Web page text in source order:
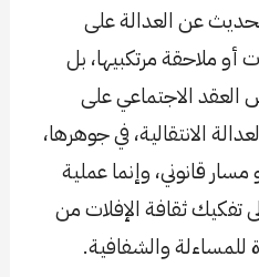
عن العدالة على
أو ملاحقة مرتكبيها، بل
العقد الاجتماعي على
الانتقالية، في جوهرها،
قانوني، وإنما عملية
ثقافة الإفلات من
للمساءلة والشفافية.